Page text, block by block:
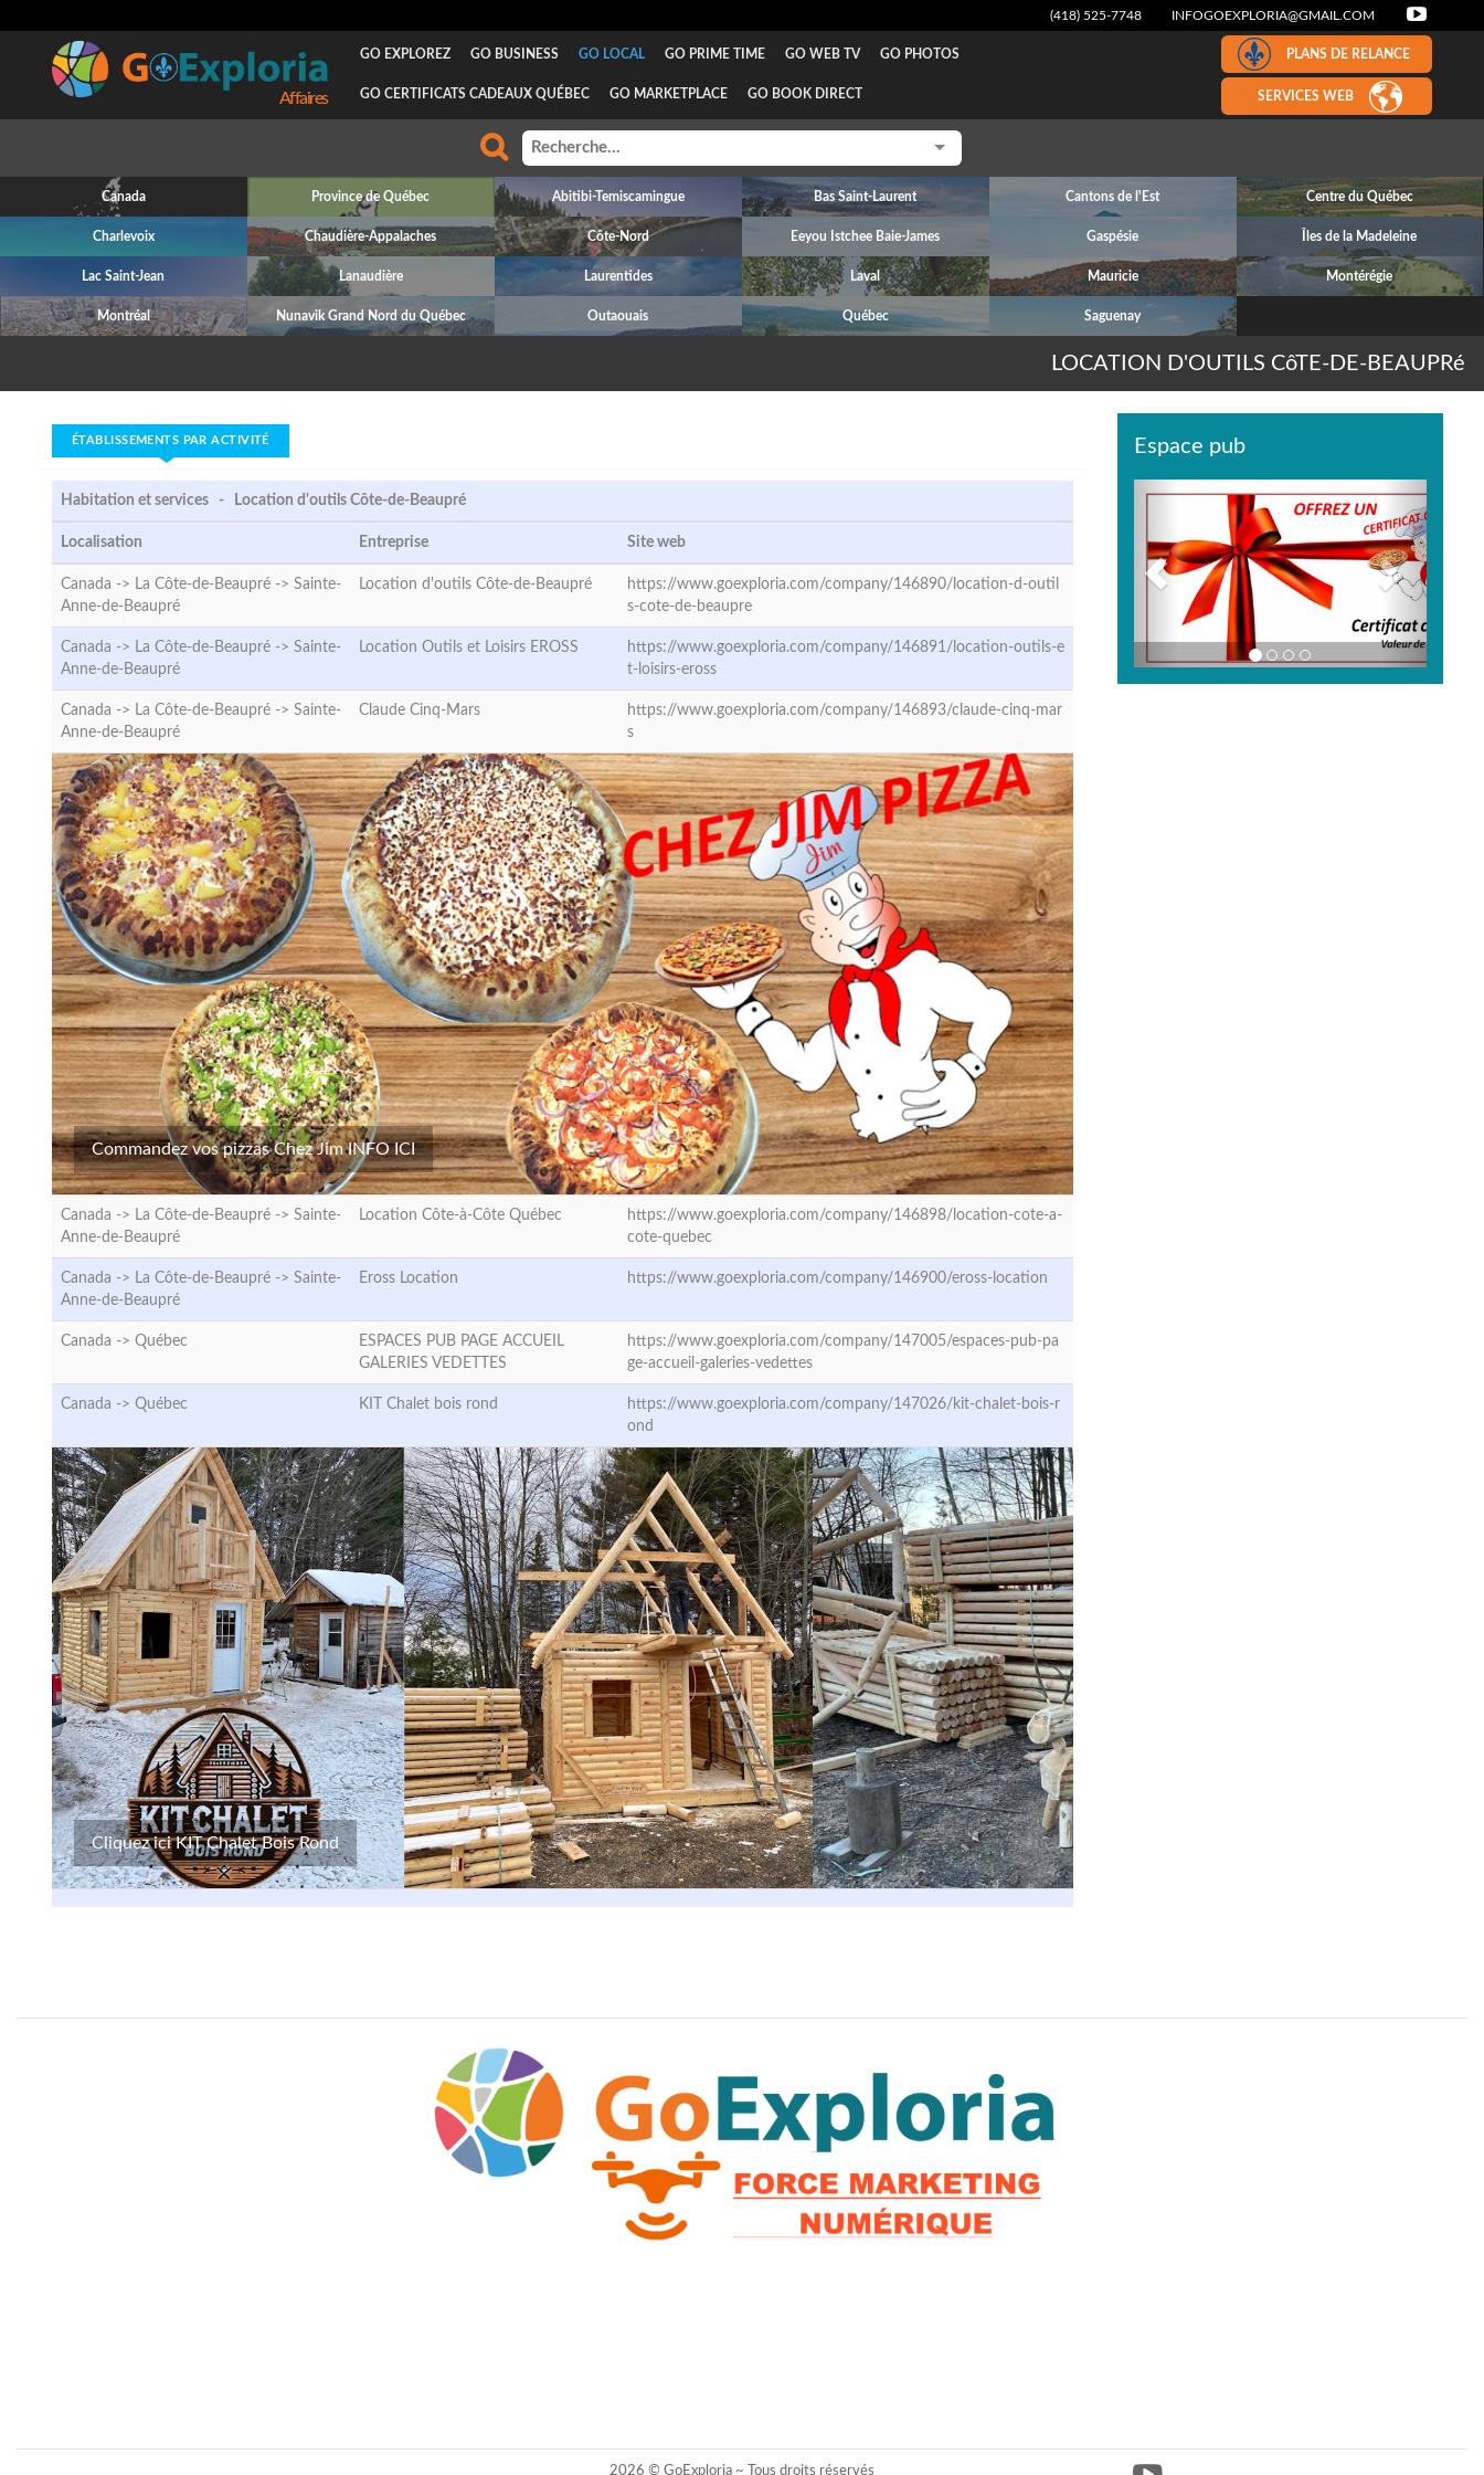
(418) 525-7748 INFOGOEXPLORIA@GMAIL.COM
Attraits
GO EXPLOREZ GO BUSINESS GO LOCAL GO PRIME TIME GO WEB TV GO PHOTOS
GO CERTIFICATS CADEAUX QUÉBEC GO MARKETPLACE GO BOOK DIRECT
PLANS DE RELANCE
SERVICES WEB
Canada Province de Québec Abitibi-Temiscamingue Bas Saint-Laurent Cantons de l'Est Centre du Québec
Charlevoix Chaudière-Appalaches Côte-Nord Eeyou Istchee Baie-James Gaspésie Îles de la Madeleine
Lac Saint-Jean Lanaudière Laurentides Laval Mauricie Montérégie
Montréal Nunavik Grand Nord du Québec Outaouais Québec Saguenay
LOCATION D'OUTILS CôTE-DE-BEAUPRé
ÉTABLISSEMENTS PAR ACTIVITÉ
Habitation et services - Location d'outils Côte-de-Beaupré
Localisation Entreprise Site web
Canada -> La Côte-de-Beaupré -> Sainte-
Anne-de-Beaupré
Location d'outils Côte-de-Beaupré
https://www.goexploria.com/company/146890/location-d-outil
s-cote-de-beaupre
Canada -> La Côte-de-Beaupré -> Sainte-
Anne-de-Beaupré
Location Outils et Loisirs EROSS
https://www.goexploria.com/company/146891/location-outils-e
t-loisirs-eross
Canada -> La Côte-de-Beaupré -> Sainte-
Anne-de-Beaupré
Claude Cinq-Mars
https://www.goexploria.com/company/146893/claude-cinq-mar
s
Commandez vos pizzas Chez Jim INFO ICI
Canada -> La Côte-de-Beaupré -> Sainte-
Anne-de-Beaupré
Location Côte-à-Côte Québec
https://www.goexploria.com/company/146898/location-cote-a-
cote-quebec
Canada -> La Côte-de-Beaupré -> Sainte-
Anne-de-Beaupré
Eross Location https://www.goexploria.com/company/146900/eross-location
Canada -> Québec
ESPACES PUB PAGE ACCUEIL
GALERIES VEDETTES
https://www.goexploria.com/company/147005/espaces-pub-pa
ge-accueil-galeries-vedettes
Canada -> Québec KIT Chalet bois rond
https://www.goexploria.com/company/147026/kit-chalet-bois-r
ond
Cliquez ici KIT Chalet Bois Rond
Espace pub
Previous
Next
2026 © GoExploria ~ Tous droits réservés